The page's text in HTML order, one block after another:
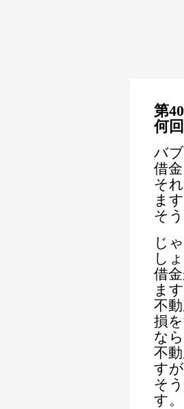
第
何
バ
借
そ
ま
そ
じ
し
借
ま
不
損
な
不
すが
そ
す。